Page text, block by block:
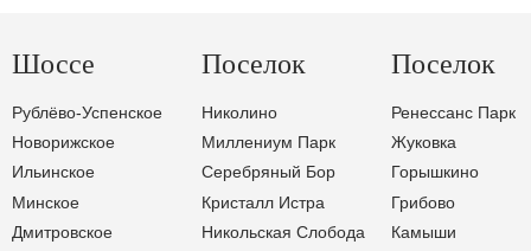
Шоссе
Рублёво-Успенское
Новорижское
Ильинское
Минское
Дмитровское
Поселок
Николино
Миллениум Парк
Серебряный Бор
Кристалл Истра
Никольская Слобода
Поселок
Ренессанс Парк
Жуковка
Горышкино
Грибово
Камыши